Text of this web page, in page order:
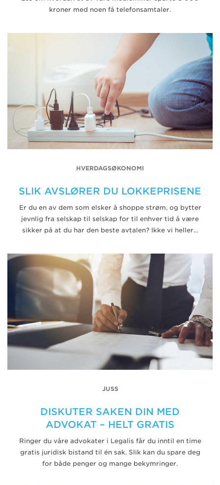
kroner med noen få telefonsamtaler.
HVERDAGSØKONOMI
SLIK AVSLØRER DU LOKKEPRISENE
Er du en av dem som elsker å shoppe strøm, og bytter
jevnlig fra selskap til selskap for til enhver tid å være
sikker på at du har den beste avtalen? Ikke vi heller…
JUSS
DISKUTER SAKEN DIN MED
ADVOKAT – HELT GRATIS
Ringer du våre advokater i Legalis får du inntil en time
gratis juridisk bistand til én sak. Slik kan du spare deg
for både penger og mange bekymringer.